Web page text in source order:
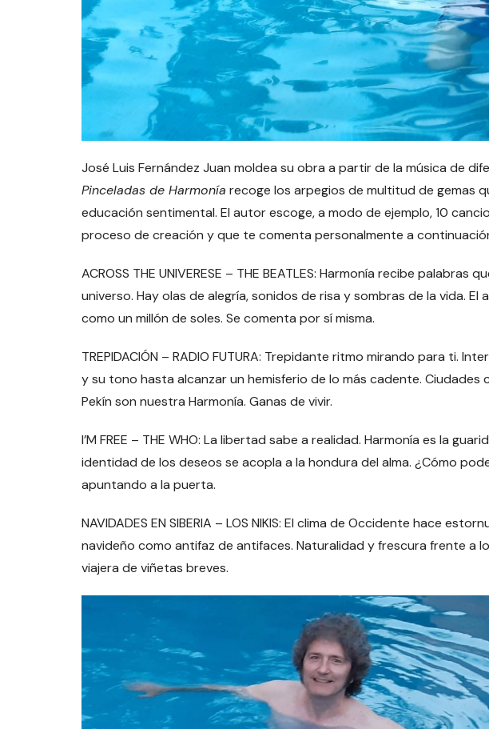
José Luis Fernández Juan moldea su obra a partir de la música de
Pinceladas de Harmonía recoge los arpegios de multitud de gemas
educación sentimental. El autor escoge, a modo de ejemplo, 10
proceso de creación y que te comenta personalmente a
ACROSS THE UNIVERESE – THE BEATLES: Harmonía recibe palabras
universo. Hay olas de alegría, sonidos de risa y sombras de la vida. El
como un millón de soles. Se comenta por sí misma.
TREPIDACIÓN – RADIO FUTURA: Trepidante ritmo mirando para ti.
y su tono hasta alcanzar un hemisferio de lo más cadente. Ciudades
Pekín son nuestra Harmonía. Ganas de vivir.
I’M FREE – THE WHO: La libertad sabe a realidad. Harmonía es la
identidad de los deseos se acopla a la hondura del alma. ¿Cómo
apuntando a la puerta.
NAVIDADES EN SIBERIA – LOS NIKIS: El clima de Occidente hace
navideño como antifaz de antifaces. Naturalidad y frescura frente a
viajera de viñetas breves.